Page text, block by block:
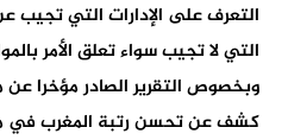
التعرف على الإدارات التي تجيب
التي لا تجيب سواء تعلق الأمر
وبخصوص التقرير الصادر مؤخرا
كشف عن تحسن رتبة المغرب في